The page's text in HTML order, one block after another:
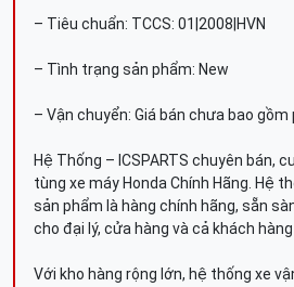
– Tiêu chuẩn: TCCS: 01|2008|HVN
– Tình trạng sản phẩm: New
– Vận chuyển: Giá bán chưa bao gồm
Hệ Thống – ICSPARTS chuyên bán,
tùng xe máy Honda Chính Hãng. Hệ
sản phẩm là hàng chính hãng, sẵn
cho đại lý, cửa hàng và cả khách hàng
Với kho hàng rộng lớn, hệ thống xe